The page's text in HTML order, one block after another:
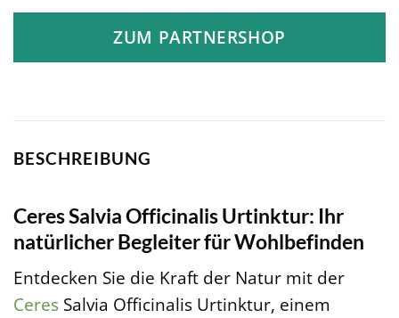
ZUM PARTNERSHOP
BESCHREIBUNG
Ceres Salvia Officinalis Urtinktur: Ihr
natürlicher Begleiter für Wohlbefinden
Entdecken Sie die Kraft der Natur mit der
Ceres Salvia Officinalis Urtinktur, einem